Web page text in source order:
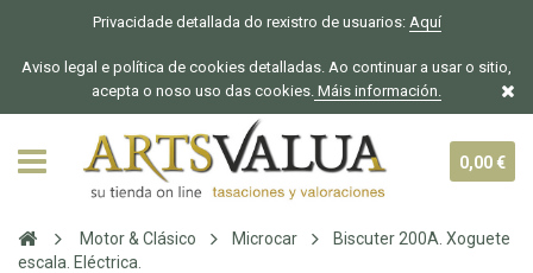
Privacidade detallada do rexistro de usuarios: Aquí
Aviso legal e política de cookies detalladas. Ao continuar a usar o sitio,
acepta o noso uso das cookies. Máis información.
0,00 €
Motor & Clásico Microcar
Biscuter 200A. Xoguete
escala. Eléctrica.